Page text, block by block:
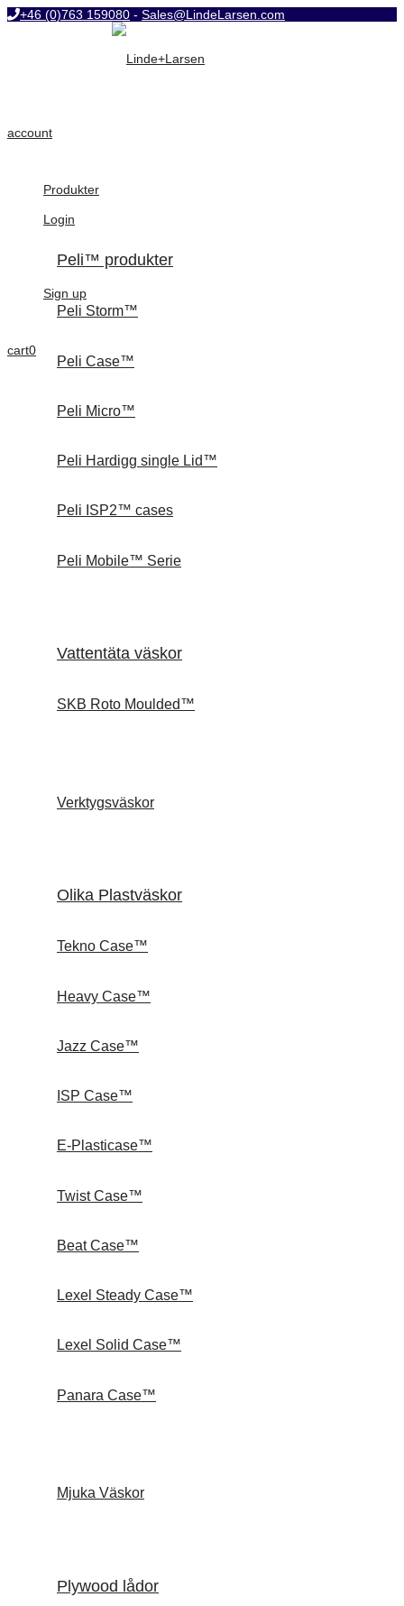
+46 (0)763 159080 - Sales@LindeLarsen.com
account
Login
Sign up
cart0
Produkter
Peli™ produkter
Peli Storm™
Peli Case™
Peli Micro™
Peli Hardigg single Lid™
Peli ISP2™ cases
Peli Mobile™ Serie
Vattentäta väskor
SKB Roto Moulded™
Verktygsväskor
Olika Plastväskor
Tekno Case™
Heavy Case™
Jazz Case™
ISP Case™
E-Plasticase™
Twist Case™
Beat Case™
Lexel Steady Case™
Lexel Solid Case™
Panara Case™
Mjuka Väskor
Plywood lådor